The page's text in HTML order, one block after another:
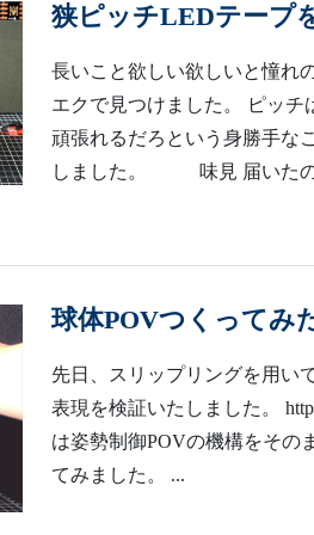
狭ピッチLEDテープ
長いこと欲しい欲しいと憧れ
エクで見つけました。 ピッチ
頑張れるだろという身勝手な
しました。 味見 届いたの
球体POVつくってみ
先日、スリップリングを用い
表現を検証いたしました。
は姿勢制御POVの機構をその
てみました。 ...